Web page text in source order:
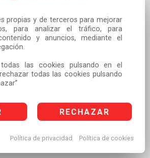
propias y de terceros para mejorar
para analizar el tráfico, para
y anuncios, mediante el
las cookies pulsando en el
todas las cookies pulsando
RECHAZAR
Política de privacidad Política de cookies